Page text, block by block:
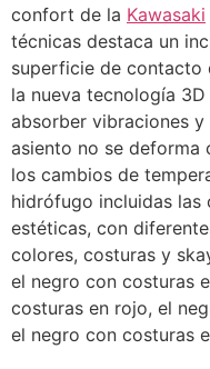
confort de la Kawasaki
técnicas destaca un
superficie de contacto
la nueva tecnología
absorber vibraciones
asiento no se deforma
los cambios de
hidrófugo incluidas las
estéticas, con
colores, costuras y
el negro con costuras
costuras en rojo, el
el negro con costuras